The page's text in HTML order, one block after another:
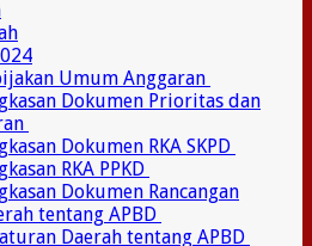
Umum Anggaran
Dokumen Prioritas dan
Dokumen RKA SKPD
RKA PPKD
Dokumen Rancangan
tentang APBD
Daerah tentang APBD